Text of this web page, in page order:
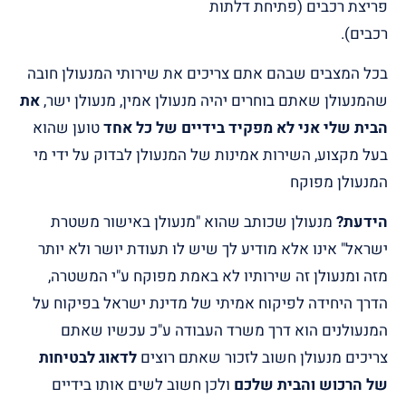
פריצת רכבים (פתיחת דלתות
רכבים).
בכל המצבים שבהם אתם צריכים את שירותי המנעולן חובה
שהמנעולן שאתם בוחרים יהיה מנעולן אמין, מנעולן ישר,את
הבית שלי אני לא מפקיד בידיים של כל אחדטוען שהוא
בעל מקצוע, השירות אמינות של המנעולן לבדוק על ידי מי
המנעולן מפוקח
הידעת? מנעולן שכותב שהוא "מנעולן באישור משטרת
ישראל" אינו אלא מודיע לך שיש לו תעודת יושר ולא יותר
מזה ומנעולן זה שירותיו לא באמת מפוקח ע"י המשטרה,
הדרך היחידה לפיקוח אמיתי של מדינת ישראל בפיקוח על
המנעולנים הוא דרך משרד העבודה ע"כ עכשיו שאתם
צריכים מנעולן חשוב לזכור שאתם רוצים לדאוג לבטיחות
של הרכוש והבית שלכם ולכן חשוב לשים אותו בידיים